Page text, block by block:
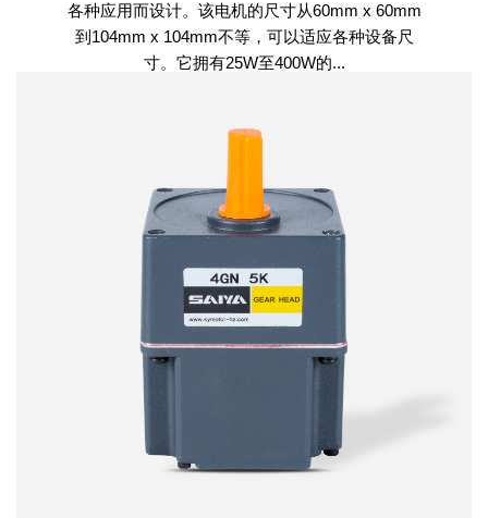
各种应用而设计。该电机的尺寸从60mm x 60mm
到104mm x 104mm不等，可以适应各种设备尺
寸。它拥有25W至400W的...